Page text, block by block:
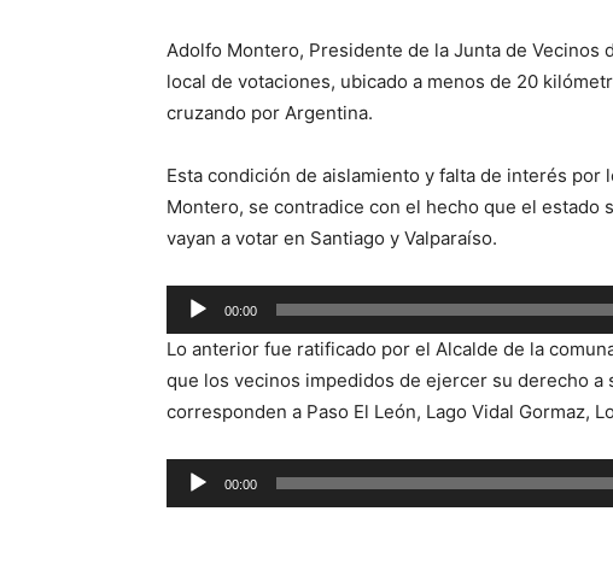
Adolfo Montero, Presidente de la Junta de Vecinos
local de votaciones, ubicado a menos de 20
cruzando por Argentina.
Esta condición de aislamiento y falta de interés por
Montero, se contradice con el hecho que el estado
vayan a votar en Santiago y Valparaíso.
Reproductor
de
audio
00:00
Lo anterior fue ratificado por el Alcalde de la
que los vecinos impedidos de ejercer su derecho a
corresponden a Paso El León, Lago Vidal Gormaz,
Reproductor
de
00:00